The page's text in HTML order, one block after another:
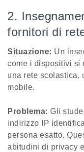
2.
fornitori di
Situazione: Un
come i dispositivi si
una rete scolastica,
mobile.
Problema: Gli
indirizzo IP
persona esatto.
abitudini di privacy